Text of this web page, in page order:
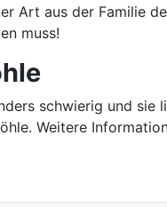
Art aus der Familie
muss!
schwierig und
Weitere